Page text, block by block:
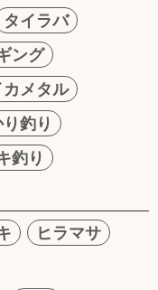
タイラバ
ング
カメタル
釣り
釣り
ヒラマサ